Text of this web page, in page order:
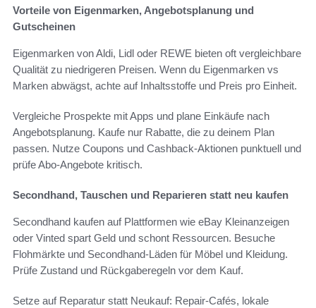
Vorteile von Eigenmarken, Angebotsplanung und
Gutscheinen
Eigenmarken von Aldi, Lidl oder REWE bieten oft vergleichbare
Qualität zu niedrigeren Preisen. Wenn du Eigenmarken vs
Marken abwägst, achte auf Inhaltsstoffe und Preis pro Einheit.
Vergleiche Prospekte mit Apps und plane Einkäufe nach
Angebotsplanung. Kaufe nur Rabatte, die zu deinem Plan
passen. Nutze Coupons und Cashback-Aktionen punktuell und
prüfe Abo-Angebote kritisch.
Secondhand, Tauschen und Reparieren statt neu kaufen
Secondhand kaufen auf Plattformen wie eBay Kleinanzeigen
oder Vinted spart Geld und schont Ressourcen. Besuche
Flohmärkte und Secondhand-Läden für Möbel und Kleidung.
Prüfe Zustand und Rückgaberegeln vor dem Kauf.
Setze auf Reparatur statt Neukauf: Repair-Cafés, lokale